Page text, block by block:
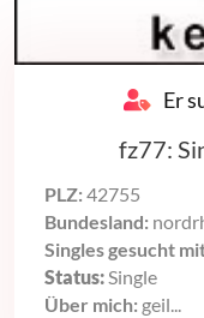
Er
fz77:
PLZ: 42755
Bundesland:
Singles gesucht
Status:Single
Über mich: geil...